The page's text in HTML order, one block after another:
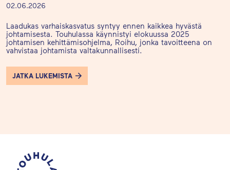
02.06.2026
Laadukas varhaiskasvatus syntyy ennen kaikkea hyvästä
johtamisesta. Touhulassa käynnistyi elokuussa 2025
johtamisen kehittämisohjelma, Roihu, jonka tavoitteena on
vahvistaa johtamista valtakunnallisesti.
JATKA LUKEMISTA